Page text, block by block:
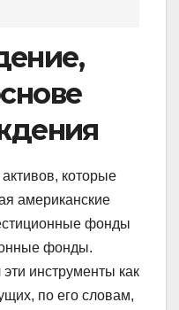
которые
американские
фонды
фонды.
инструменты как
по его словам,